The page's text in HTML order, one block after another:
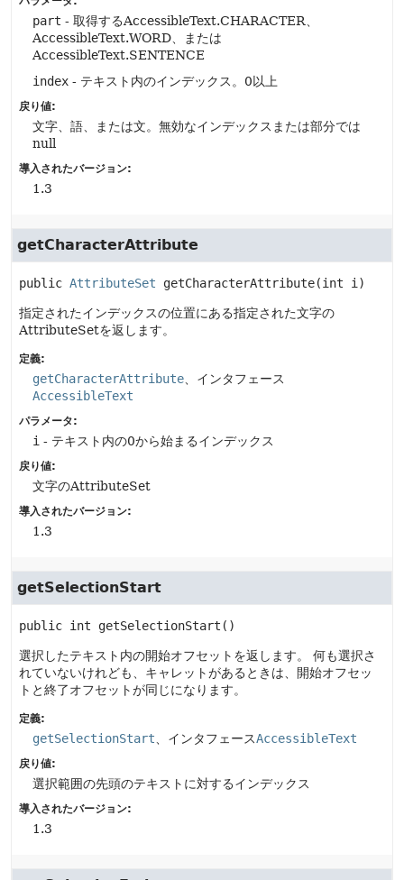
part - 取得するAccessibleText.CHARACTER、
AccessibleText.WORD、または
AccessibleText.SENTENCE
index - テキスト内のインデックス。0以上
戻り値:
文字、語、または文。無効なインデックスまたは部分では
null
導入されたバージョン:
1.3
getCharacterAttribute
public AttributeSet getCharacterAttribute(int i)
指定されたインデックスの位置にある指定された文字の
AttributeSetを返します。
定義:
getCharacterAttribute 、インタフェース
AccessibleText
パラメータ:
i - テキスト内の0から始まるインデックス
戻り値:
文字のAttributeSet
導入されたバージョン:
1.3
getSelectionStart
public int getSelectionStart ()
選択したテキスト内の開始オフセットを返します。
何も選択さ
れていないけれども、キャレットがあるときは、開始オフセッ
トと終了オフセットが同じになります。
定義:
getSelectionStart 、インタフェースAccessibleText
戻り値:
選択範囲の先頭のテキストに対するインデックス
導入されたバージョン:
1.3